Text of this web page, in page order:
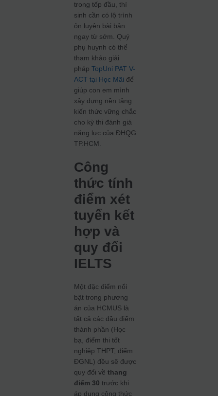
trong tốp đầu, thí
sinh cần có lộ trình
ôn luyện bài bản
ngay từ sớm. Quý
phụ huynh có thể
tham khảo giải
phápTopUni PAT V-
ACT tại Học Mãi để
giúp con em mình
xây dựng nền tảng
kiến thức vững chắc
cho kỳ thi đánh giá
năng lực của ĐHQG
TP.HCM.
Công
thức tính
điểm xét
tuyển kết
hợp và
quy đổi
IELTS
Một đặc điểm nổi
bật trong phương
án của HCMUS là
tất cả các đầu điểm
thành phần (Học
bạ, điểm thi tốt
nghiệp THPT, điểm
ĐGNL) đều sẽ được
quy đổi vềthang
điểm 30 trước khi
áp dụng công thức